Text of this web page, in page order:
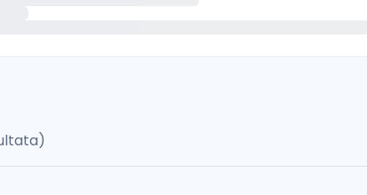
đ, ž, dž)